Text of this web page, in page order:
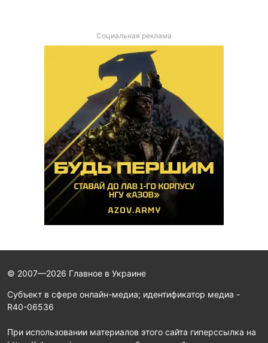
Социальная реклама
© 2007—2026 Главное в Украине
Субъект в сфере онлайн-медиа; идентификатор медиа -
R40-06536
При использовании материалов этого сайта гиперссылка на